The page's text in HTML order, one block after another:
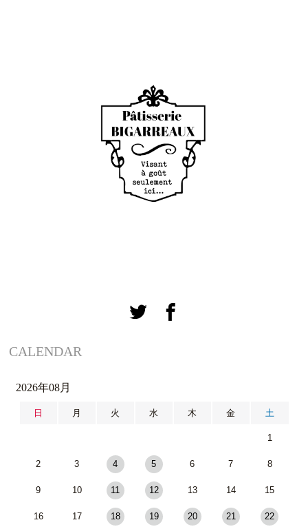
CALENDAR
2026年08月
日 月 火 水 木 金 土
1
2 3 4 5 6 7 8
9 10 11 12 13 14 15
16 17 18 19 20 21 22